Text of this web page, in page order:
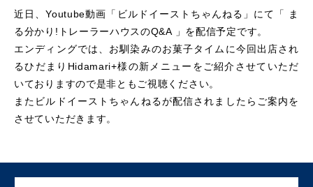
近日、Youtube動画「ビルドイーストちゃんねる」にて「 ま
る分かり!トレーラーハウスのQ&A 」を配信予定です。
エンディングでは、お馴染みのお菓子タイムに今回出店され
るひだまりHidamari+様の新メニューをご紹介させていただ
いておりますので是非ともご視聴ください。
またビルドイーストちゃんねるが配信されましたらご案内を
させていただきます。